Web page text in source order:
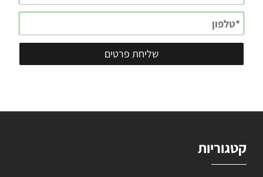
קטגוריות